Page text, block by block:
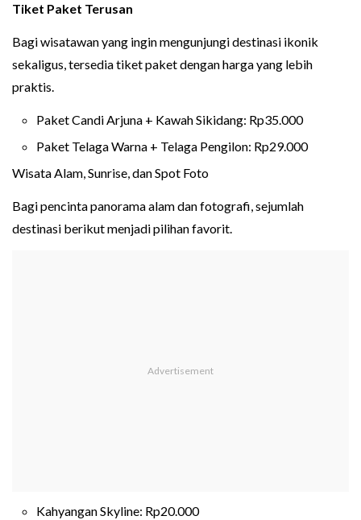
Tiket Paket Terusan
Bagi wisatawan yang ingin mengunjungi destinasi ikonik
sekaligus, tersedia tiket paket dengan harga yang lebih
praktis.
Paket Candi Arjuna + Kawah Sikidang: Rp35.000
Paket Telaga Warna + Telaga Pengilon: Rp29.000
Wisata Alam, Sunrise, dan Spot Foto
Bagi pencinta panorama alam dan fotografi, sejumlah
destinasi berikut menjadi pilihan favorit.
Kahyangan Skyline: Rp20.000